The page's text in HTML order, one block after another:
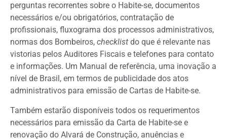
perguntas recorrentes sobre o Habite-se, documentos
necessários e/ou obrigatórios, contratação de
profissionais, fluxograma dos processos administrativos,
normas dos Bombeiros, checklist do que é relevante nas
vistorias pelos Auditores Fiscais e telefones para contato
e informações. Um Manual de referência, uma inovação a
nível de Brasil, em termos de publicidade dos atos
administrativos para emissão de Cartas de Habite-se.
Também estarão disponíveis todos os requerimentos
necessários para emissão da Carta de Habite-se e
renovação do Alvará de Construção, anuências e